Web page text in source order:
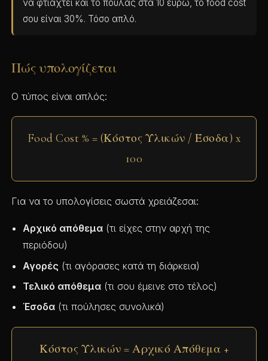
να φτιαχτεί και το πουλάς στα 10 ευρώ, το food cost
σου είναι 30%. Τόσο απλό.
Πώς υπολογίζεται
Ο τύπος είναι απλός:
Food Cost % = (Κόστος Υλικών / Έσοδα) x
100
Για να το υπολογίσεις σωστά χρειάζεσαι:
Αρχικό απόθεμα (τι είχες στην αρχή της
περιόδου)
Αγορές (τι αγόρασες κατά τη διάρκεια)
Τελικό απόθεμα (τι σου έμεινε στο τέλος)
Έσοδα (τι πούλησες συνολικά)
Κόστος Υλικών = Αρχικό Απόθεμα +